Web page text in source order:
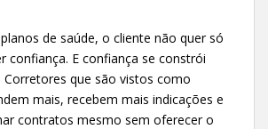
de saúde, o cliente não quer só
confiança. E confiança se constrói
que são vistos como
mais, recebem mais indicações e
contratos mesmo sem oferecer o